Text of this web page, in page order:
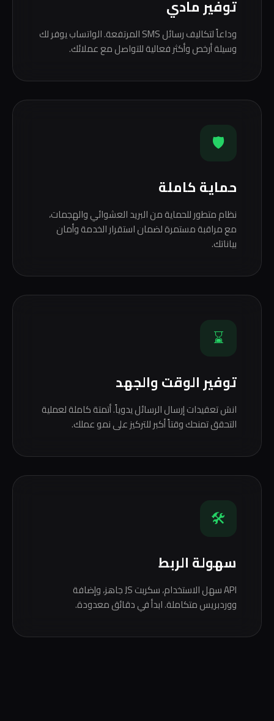
توفير مادي
وداعاً لتكاليف رسائل SMS المرتفعة. الواتساب يوفر لك
وسيلة أرخص وأكثر فعالية للتواصل مع عملائك.
🛡️
حماية كاملة
نظام متطور للحماية من البريد العشوائي والهجمات،
مع مراقبة مستمرة لضمان استقرار الخدمة وأمان
بياناتك.
⌛
توفير الوقت والجهد
انسَ تعقيدات إرسال الرسائل يدوياً. أتمتة كاملة لعملية
التحقق تمنحك وقتاً أكبر للتركيز على نمو عملك.
🛠️
سهولة الربط
API سهل الاستخدام، سكربت JS جاهز، وإضافة
ووردبريس متكاملة. ابدأ في دقائق معدودة.